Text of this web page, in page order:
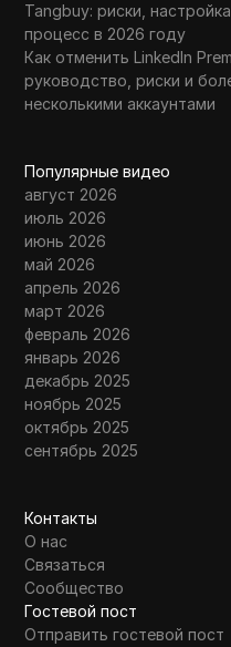
Tangbuy: риски,
процесс в 2026 году
Как отменить LinkedIn
руководство, риски и
несколькими аккаунтами
Популярные видео
август 2026
июль 2026
июнь 2026
май 2026
апрель 2026
март 2026
февраль 2026
январь 2026
декабрь 2025
ноябрь 2025
октябрь 2025
сентябрь 2025
Контакты
О нас
Связаться
Сообщество
Гостевой пост
Отправить гостевой пост